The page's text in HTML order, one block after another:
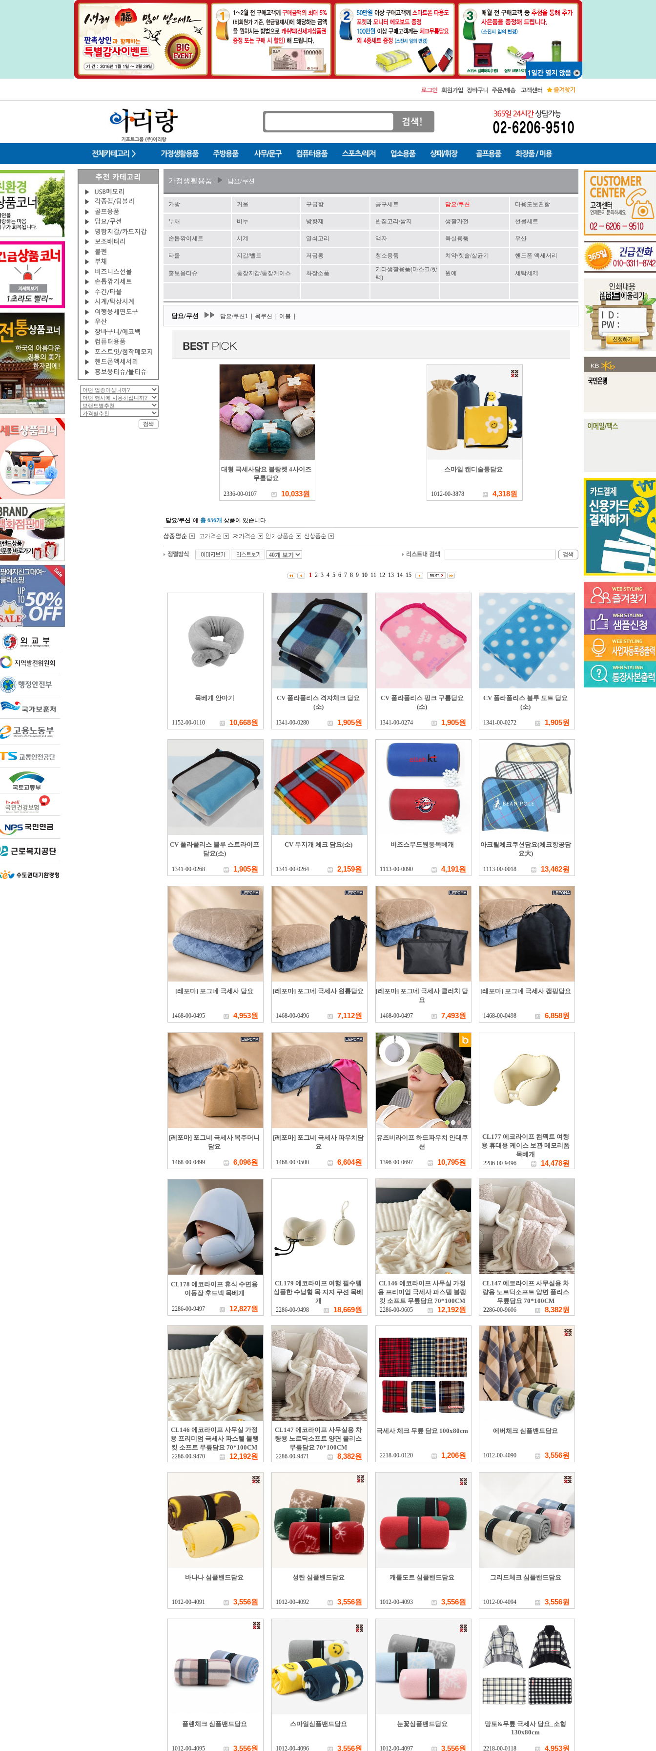
가정생활용품 담요/쿠션
가방 거울 구급함 공구세트 담요/쿠션 다용도보관함
부채 비누 방향제 반짇고리/쌈지 생활가전 선물세트
손톱깎이세트 시계 열쇠고리 액자 욕실용품 우산
타올 지갑/벨트 저금통 청소용품 치약/칫솔/살균기 핸드폰 액세서리
홍보용티슈 통장지갑/통장케이스 화장소품
기타생활용품(마스크/핫
팩)
원예 세탁세제
담요/쿠션 담요/쿠션1 목쿠션 이불
대형 극세사담요 블랑켓 4사이즈
무릎담요
2336-00-0107 10,033원
스마일 캔디술통담요
1012-00-3878 4,318원
담요/쿠션"에 총 656개 상품이 있습니다.
1 2 3 4 5 6 7 8 9 10 11 12 13 14 15
목베개 안마기
1152-00-0110 10,668원
CV 폴라폴리스 격자체크 담요
(소)
1341-00-0280 1,905원
CV 폴라폴리스 핑크 구름담요
(소)
1341-00-0274 1,905원
CV 폴라폴리스 블루 도트 담요
(소)
1341-00-0272 1,905원
CV 폴라폴리스 블루 스트라이프
담요(소)
1341-00-0268 1,905원
CV 무지개 체크 담요(소)
1341-00-0264 2,159원
비즈스무드원통목베개
1113-00-0090 4,191원
아크릴체크쿠션담요(체크항공담
요大)
1113-00-0018 13,462원
[레포마] 포그네 극세사 담요
1468-00-0495 4,953원
[레포마] 포그네 극세사 원통담요
1468-00-0496 7,112원
[레포마] 포그네 극세사 클러치 담
요
1468-00-0497 7,493원
[레포마] 포그네 극세사 캠핑담요
1468-00-0498 6,858원
[레포마] 포그네 극세사 복주머니
담요
1468-00-0499 6,096원
[레포마] 포그네 극세사 파우치담
요
1468-00-0500 6,604원
유즈비라이프 하드파우치 안대쿠
션
1396-00-0697 10,795원
CL177 에코라이프 컴펙트 여행
용 휴대용 케이스 보관 메모리폼
목베개
2286-00-9496 14,478원
CL178 에코라이프 휴식 수면용
이동잠 후드넥 목베개
2286-00-9497 12,827원
CL179 에코라이프 여행 필수템
심플한 수납형 목 지지 쿠션 목베
개
2286-00-9498 18,669원
CL146 에코라이프 사무실 가정
용 프리미엄 극세사 파스텔 블랭
킷 소프트 무릎담요 70*100CM
2286-00-9605 12,192원
CL147 에코라이프 사무실용 차
량용 노르딕소프트 양면 플리스
무릎담요 70*100CM
2286-00-9606 8,382원
CL146 에코라이프 사무실 가정
용 프리미엄 극세사 파스텔 블랭
킷 소프트 무릎담요 70*100CM
2286-00-9470 12,192원
CL147 에코라이프 사무실용 차
량용 노르딕소프트 양면 플리스
무릎담요 70*100CM
2286-00-9471 8,382원
극세사 체크 무릎 담요 100x80cm
2218-00-0120 1,206원
에버체크 심플밴드담요
1012-00-4090 3,556원
바나나 심플밴드담요
1012-00-4091 3,556원
성탄 심플밴드담요
1012-00-4092 3,556원
캐롤도트 심플밴드담요
1012-00-4093 3,556원
그리드체크 심플밴드담요
1012-00-4094 3,556원
플랜체크 심플밴드담요
1012-00-4095 3,556원
스마일심플밴드담요
1012-00-4096 3,556원
눈꽃심플밴드담요
1012-00-4097 3,556원
망토&무릎 극세사 담요_소형
130x80cm
2218-00-0118 4,953원